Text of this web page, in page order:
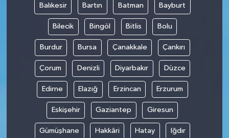
Balıkesir Bartın Batman Bayburt
Bilecik Bingöl Bitlis Bolu
Burdur Bursa Çanakkale Çankırı
Çorum Denizli Diyarbakır Düzce
Edirne Elazığ Erzincan Erzurum
Eskişehir Gaziantep Giresun
Gümüşhane Hakkâri Hatay Iğdır